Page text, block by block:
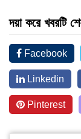
দয়া করে খবরটি
Facebook
Linkedin
Pinterest